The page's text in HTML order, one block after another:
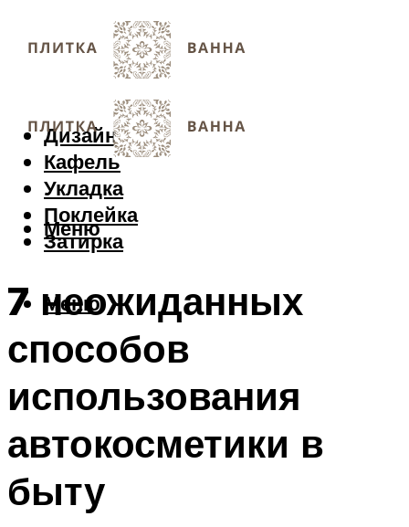
Дизайн
Кафель
Укладка
Поклейка
Затирка
Меню
Меню
7 неожиданных
способов
использования
автокосметики в
быту